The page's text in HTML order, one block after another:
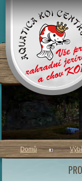
Domů